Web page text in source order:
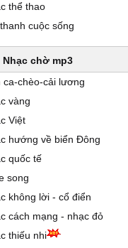
thể thao
cuộc sống
Nhạc chờ mp3
ca-chèo-cải lương
vàng
Việt
hướng về biển Đông
quốc tế
song
không lời - cổ điển
cách mạng - nhạc đỏ
thiếu nhi